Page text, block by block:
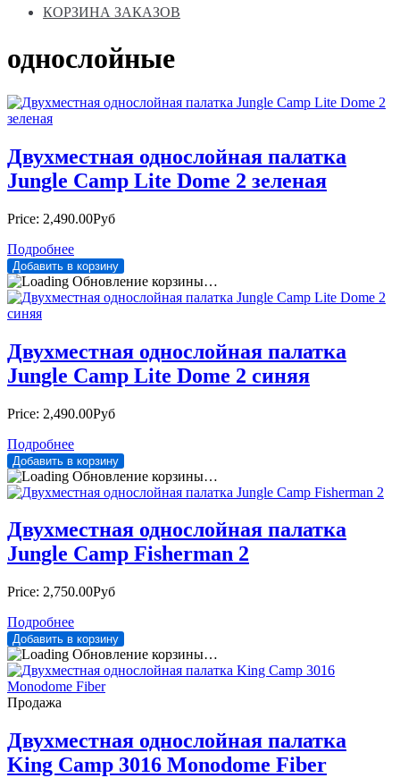
КОРЗИНА ЗАКАЗОВ
однослойные
Двухместная однослойная палатка
Jungle Camp Lite Dome 2 зеленая
Price: 2,490.00Руб
Подробнее
Обновление корзины…
Двухместная однослойная палатка
Jungle Camp Lite Dome 2 синяя
Price: 2,490.00Руб
Подробнее
Обновление корзины…
Двухместная однослойная палатка
Jungle Camp Fisherman 2
Price: 2,750.00Руб
Подробнее
Обновление корзины…
Продажа
Двухместная однослойная палатка
King Camp 3016 Monodome Fiber